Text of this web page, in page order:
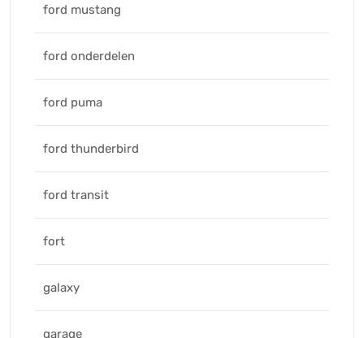
ford mustang
ford onderdelen
ford puma
ford thunderbird
ford transit
fort
galaxy
garage